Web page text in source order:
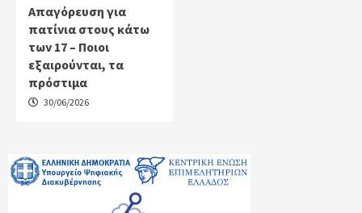
Απαγόρευση για
πατίνια στους κάτω
των 17 – Ποιοι
εξαιρούνται, τα
πρόστιμα
30/06/2026